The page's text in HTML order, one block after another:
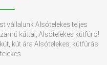
vállalunk Alsótelekes teljes
kúttal, Alsótelekes kútfúró!
kút ára Alsótelekes, kútfúrás